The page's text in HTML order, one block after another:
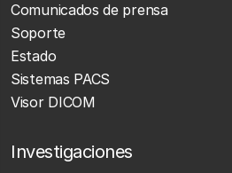
Comunicados de prensa
Soporte
Estado
Sistemas PACS
Visor DICOM
Investigaciones